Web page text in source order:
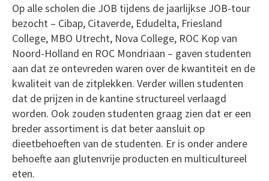
Op alle scholen die JOB tijdens de jaarlijkse JOB-tour
bezocht – Cibap, Citaverde, Edudelta, Friesland
College, MBO Utrecht, Nova College, ROC Kop van
Noord-Holland en ROC Mondriaan – gaven studenten
aan dat ze ontevreden waren over de kwantiteit en de
kwaliteit van de zitplekken. Verder willen studenten
dat de prijzen in de kantine structureel verlaagd
worden. Ook zouden studenten graag zien dat er een
breder assortiment is dat beter aansluit op
dieetbehoeften van de studenten. Er is onder andere
behoefte aan glutenvrije producten en multicultureel
eten.